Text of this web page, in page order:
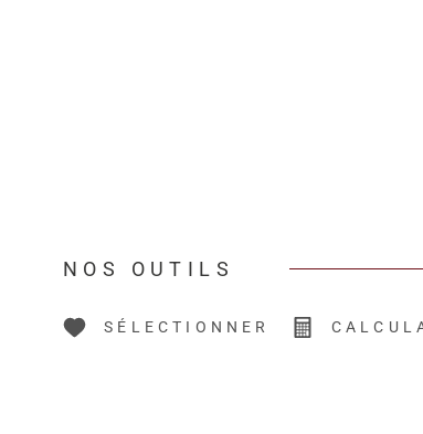
NOS OUTILS
SÉLECTIONNER